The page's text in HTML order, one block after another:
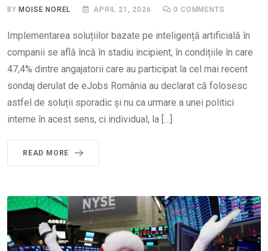
BYMOISE NOREL APRIL 21, 2026 0 COMMENTS
Implementarea soluțiilor bazate pe inteligență artificială în
companii se află încă în stadiu incipient, în condițiile în care
47,4% dintre angajatorii care au participat la cel mai recent
sondaj derulat de eJobs România au declarat că folosesc
astfel de soluții sporadic și nu ca urmare a unei politici
interne în acest sens, ci individual, la […]
READ MORE